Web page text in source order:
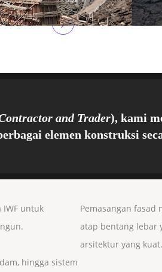
and Trader), kami
elemen konstruksi
untuk
hingga sistem
Pemasangan fasad
atap bentang lebar
arsitektur yang kuat.